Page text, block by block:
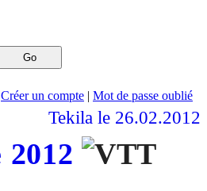
Créer un compte Mot de passe oublié
Tekila le 26.02.2012